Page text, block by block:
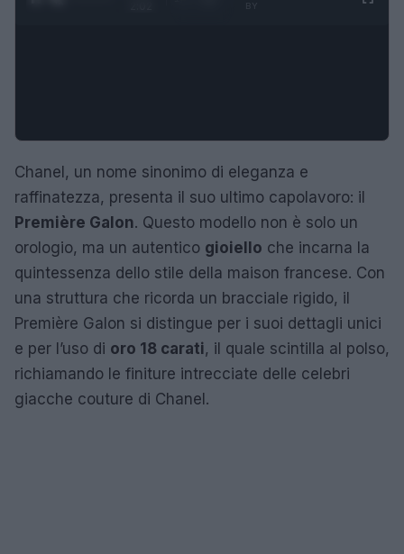
Chanel, un nome sinonimo di eleganza e
raffinatezza, presenta il suo ultimo capolavoro: il
Première Galon. Questo modello non è solo un
orologio, ma un autentico gioiello che incarna la
quintessenza dello stile della maison francese. Con
una struttura che ricorda un bracciale rigido, il
Première Galon si distingue per i suoi dettagli unici
e per l’uso di oro 18 carati, il quale scintilla al polso,
richiamando le finiture intrecciate delle celebri
giacche couture di Chanel.